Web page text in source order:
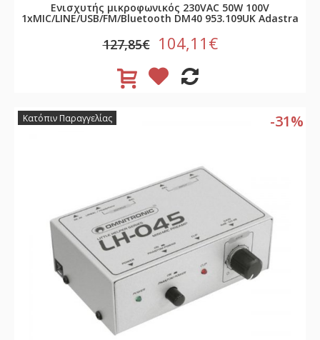
Ενισχυτής μικροφωνικός 230VAC 50W 100V
1xMIC/LINE/USB/FM/Bluetooth DM40 953.109UK Adastra
127,85€ 104,11€
-31%
Κατόπιν Παραγγελίας